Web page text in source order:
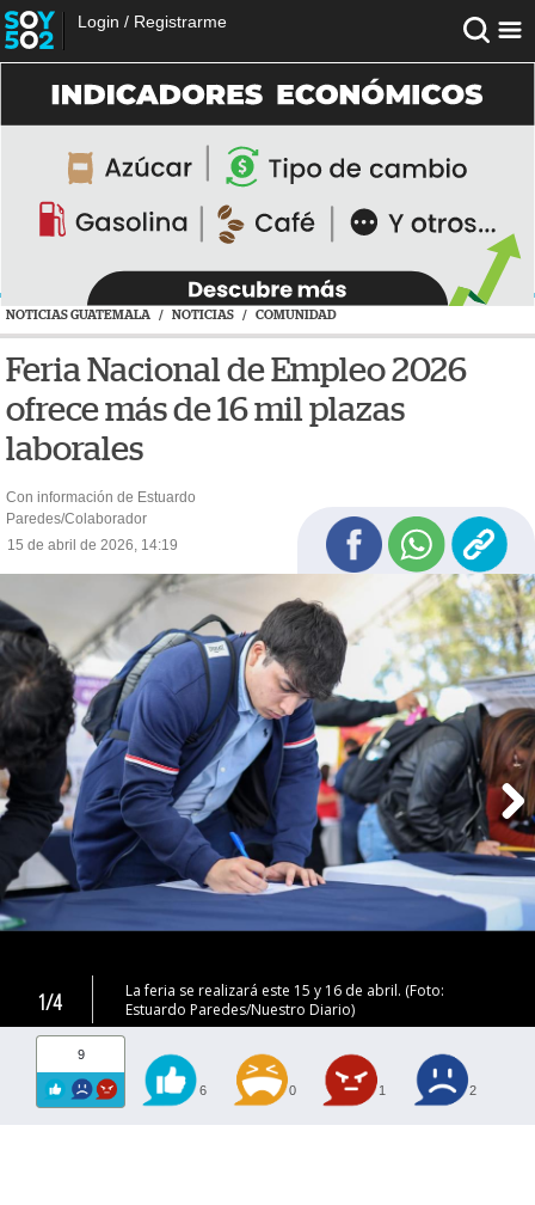
Login / Registrarme
NOTICIAS GUATEMALA / NOTICIAS / COMUNIDAD
Feria Nacional de Empleo 2026
ofrece más de 16 mil plazas
laborales
Con información de Estuardo
Paredes/Colaborador
15 de abril de 2026, 14:19
1/4
La feria se realizará este 15 y 16 de abril. (Foto:
Estuardo Paredes/Nuestro Diario)
9
6 0 1 2